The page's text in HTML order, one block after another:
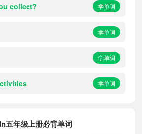
collect? 学单词
学单词
学单词
学单词
五年级上册必背单词